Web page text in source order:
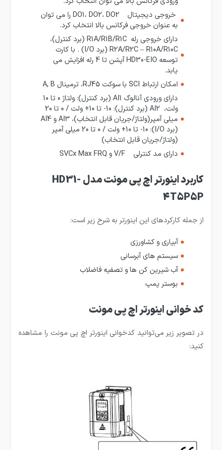
خروجی دیجیتال DO1، DO2، DO2 را می توان
به عنوان خروجی فرکانس بالا انتخاب کرد.
دارای خروجی رله R1A/R1B/R1C (برد کنترل)،
R2A/R2C – R10A/R10C (برد I/O) . با کارت
توسعه HD30-EIO آپشن تا 4 رله افزایش می
یابد.
امکان ارتباط SCI با سوکت RJ45، ترمینال A, B
دارای ورودی آنالوگ AI1 (برد کنترل): ولتاژ 0 تا 10
ولت، AI2 (برد کنترل): 10- تا 10+ ولت / 0 تا 20
میلی آمپر(ولتاژ/جریان قابل انتخاب)، AI3 و AI4
(برد I/O): 10- تا 10+ ولت / 0 تا 20 میلی آمپر
(ولتاژ/جریان قابل انتخاب)
دارای مد کنترلی V/F و SVCx Max FRQ
کاربرد اینورتر اچ پی مونت مدل HD31-
4T5P5P
از جمله کارکردهای این اینورتر به شرح زیر است:
آبیاری و کشاورزی
سیستم های آبرسانی
آب شیرین کن ها و تصفیه فاضلاب
بوستر پمپ
کد خوانی اینورتر اچ پی مونت
در تصویر زیر می‌توانید کدخوانی اینورتر اچ پی مونت را مشاهده
کنید: